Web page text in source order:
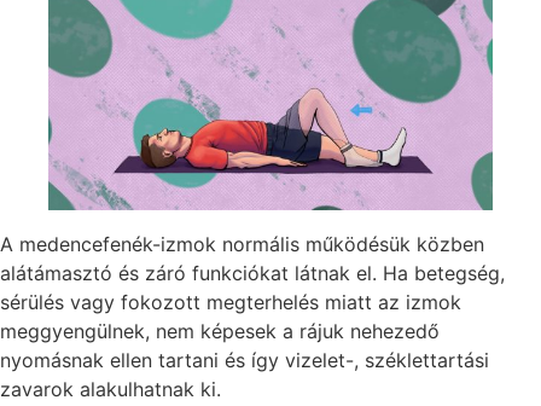
A medencefenék-izmok normális működésük közben
alátámasztó és záró funkciókat látnak el. Ha betegség,
sérülés vagy fokozott megterhelés miatt az izmok
meggyengülnek, nem képesek a rájuk nehezedő
nyomásnak ellen tartani és így vizelet-, széklettartási
zavarok alakulhatnak ki.